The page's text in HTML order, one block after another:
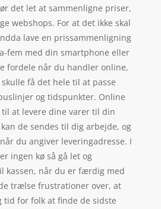
det let at sammenligne priser,
webshops. For at det ikke skal
lave en prissammenligning
fem med din smartphone eller
fordele når du handler online,
få det hele til at passe
og tidspunkter. Online
at levere dine varer til din
de sendes til dig arbejde, og
du angiver leveringadresse. I
ingen kø så gå let og
kassen, når du er færdig med
trælse frustrationer over, at
tid for folk at finde de sidste